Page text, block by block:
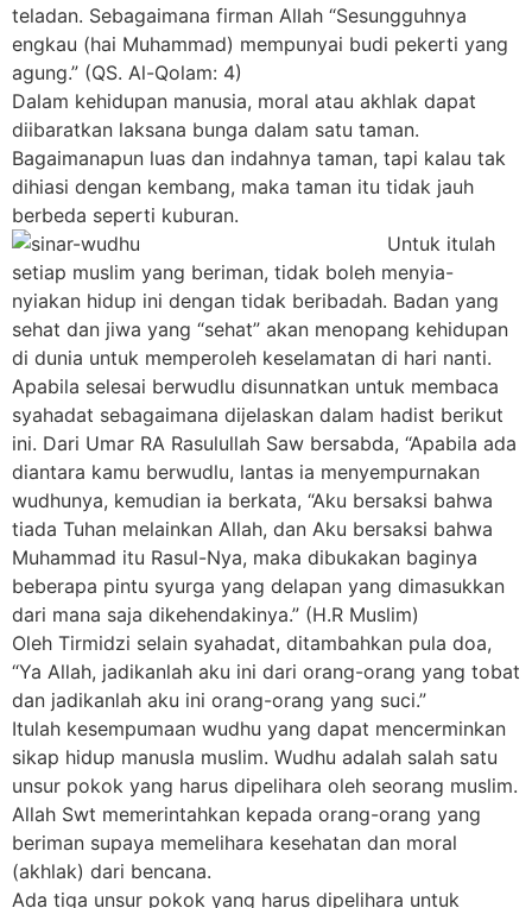
teladan. Sebagaimana firman Allah “Sesungguhnya
engkau (hai Muhammad) mempunyai budi pekerti yang
agung.” (QS. Al-Qolam: 4)
Dalam kehidupan manusia, moral atau akhlak dapat
diibaratkan laksana bunga dalam satu taman.
Bagaimanapun luas dan indahnya taman, tapi kalau tak
dihiasi dengan kembang, maka taman itu tidak jauh
berbeda seperti kuburan.
Untuk itulah
setiap muslim yang beriman, tidak boleh menyia-
nyiakan hidup ini dengan tidak beribadah. Badan yang
sehat dan jiwa yang “sehat” akan menopang kehidupan
di dunia untuk memperoleh keselamatan di hari nanti.
Apabila selesai berwudlu disunnatkan untuk membaca
syahadat sebagaimana dijelaskan dalam hadist berikut
ini. Dari Umar RA Rasulullah Saw bersabda, “Apabila ada
diantara kamu berwudlu, lantas ia menyempurnakan
wudhunya, kemudian ia berkata, “Aku bersaksi bahwa
tiada Tuhan melainkan Allah, dan Aku bersaksi bahwa
Muhammad itu Rasul-Nya, maka dibukakan baginya
beberapa pintu syurga yang delapan yang dimasukkan
dari mana saja dikehendakinya.” (H.R Muslim)
Oleh Tirmidzi selain syahadat, ditambahkan pula doa,
“Ya Allah, jadikanlah aku ini dari orang-orang yang tobat
dan jadikanlah aku ini orang-orang yang suci.”
Itulah kesempumaan wudhu yang dapat mencerminkan
sikap hidup manusla muslim. Wudhu adalah salah satu
unsur pokok yang harus dipelihara oleh seorang muslim.
Allah Swt memerintahkan kepada orang-orang yang
beriman supaya memelihara kesehatan dan moral
(akhlak) dari bencana.
Ada tiga unsur pokok yang harus dipelihara untuk